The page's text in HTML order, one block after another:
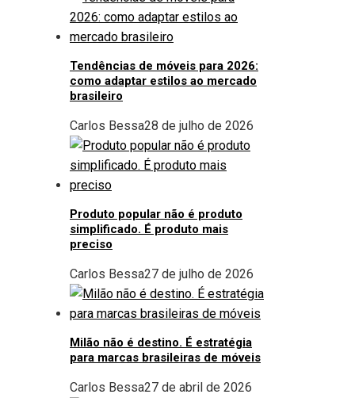
Tendências de móveis para 2026:
como adaptar estilos ao mercado
brasileiro
Carlos Bessa28 de julho de 2026
Produto popular não é produto
simplificado. É produto mais
preciso
Carlos Bessa27 de julho de 2026
Milão não é destino. É estratégia
para marcas brasileiras de móveis
Carlos Bessa27 de abril de 2026